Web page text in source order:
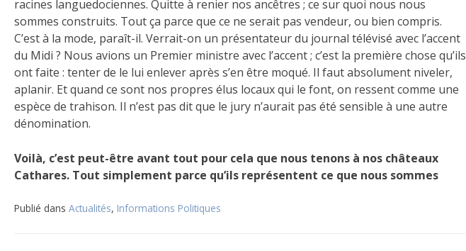
racines languedociennes. Quitte à renier nos ancêtres ; ce sur quoi nous nous
sommes construits. Tout ça parce que ce ne serait pas vendeur, ou bien compris.
C’est à la mode, paraît-il. Verrait-on un présentateur du journal télévisé avec l’accent
du Midi ? Nous avions un Premier ministre avec l’accent ; c’est la première chose qu’ils
ont faite : tenter de le lui enlever après s’en être moqué. Il faut absolument niveler,
aplanir. Et quand ce sont nos propres élus locaux qui le font, on ressent comme une
espèce de trahison. Il n’est pas dit que le jury n’aurait pas été sensible à une autre
dénomination.
Voilà, c’est peut-être avant tout pour cela que nous tenons à nos châteaux
Cathares. Tout simplement parce qu’ils représentent ce que nous sommes
Publié dans Actualités, Informations Politiques